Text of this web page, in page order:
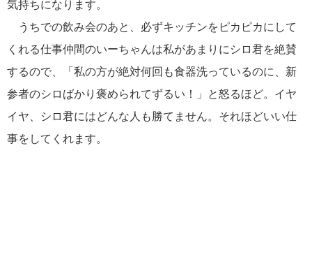
気持ちになります。
うちでの飲み会のあと、必ずキッチンをピカピカにして
くれる仕事仲間のいーちゃんは私があまりにシロ君を絶賛
するので、「私の方が絶対何回も食器洗っているのに、新
参者のシロばかり褒められてずるい！」と怒るほど。イヤ
イヤ、シロ君にはどんな人も勝てません。それほどいい仕
事をしてくれます。